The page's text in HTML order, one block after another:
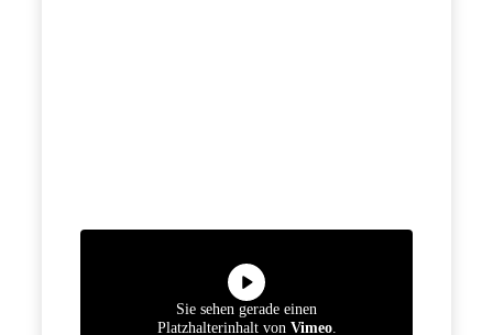
Sie sehen gerade einen
Platzhalterinhalt von Vimeo.